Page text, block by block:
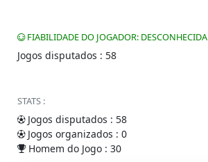
FIABILIDADE DO JOGADOR: DESCONHECIDA
Jogos disputados : 58
STATS :
Jogos disputados : 58
Jogos organizados : 0
Homem do Jogo : 30